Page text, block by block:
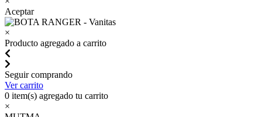
Aceptar
×
Producto agregado a carrito
Seguir comprando
Ver carrito
0 item(s) agregado tu carrito
×